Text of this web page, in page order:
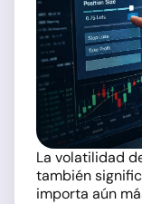
La volatilidad
también
importa aún